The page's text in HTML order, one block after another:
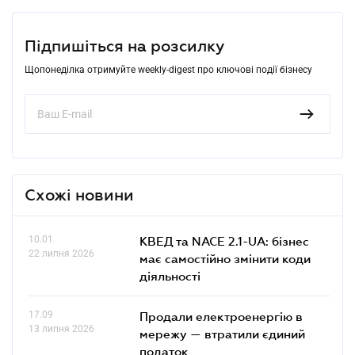
Підпишіться на розсилку
Щопонеділка отримуйте weekly-digest про ключові події бізнесу
Схожі новини
10.01
22 липня 2026
КВЕД та NACE 2.1-UA: бізнес
має самостійно змінити коди
діяльності
17.09
13 липня 2026
Продали електроенергію в
мережу — втратили єдиний
податок